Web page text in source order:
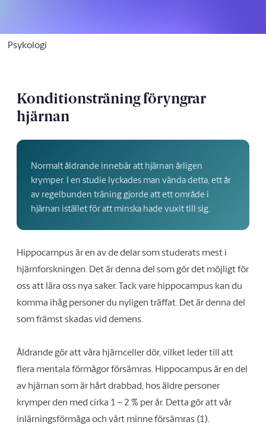
Psykologi
Konditionsträning föryngrar
hjärnan
Normalt åldrande innebär att hjärnan årligen
krymper. I en studie lyckades man vända detta, ett år
av regelbunden träning gjorde att ett område i
hjärnan istället för att minska hade vuxit till sig.
Hippocampus är en av de delar som studerats mest i
hjärnforskningen. Det är denna del som gör det möjligt för
oss att lära oss nya saker. Tack vare hippocampus kan du
komma ihåg personer du nyligen träffat. Det är denna del
som främst skadas vid demens.
Åldrande gör att våra hjärnceller dör, vilket leder till att
flera mentala förmågor försämras. Hippocampus är en del
av hjärnan som är hårt drabbad, hos äldre personer
krymper den med cirka 1 – 2 % per år. Detta gör att vår
inlärningsförmåga och vårt minne försämras (1).